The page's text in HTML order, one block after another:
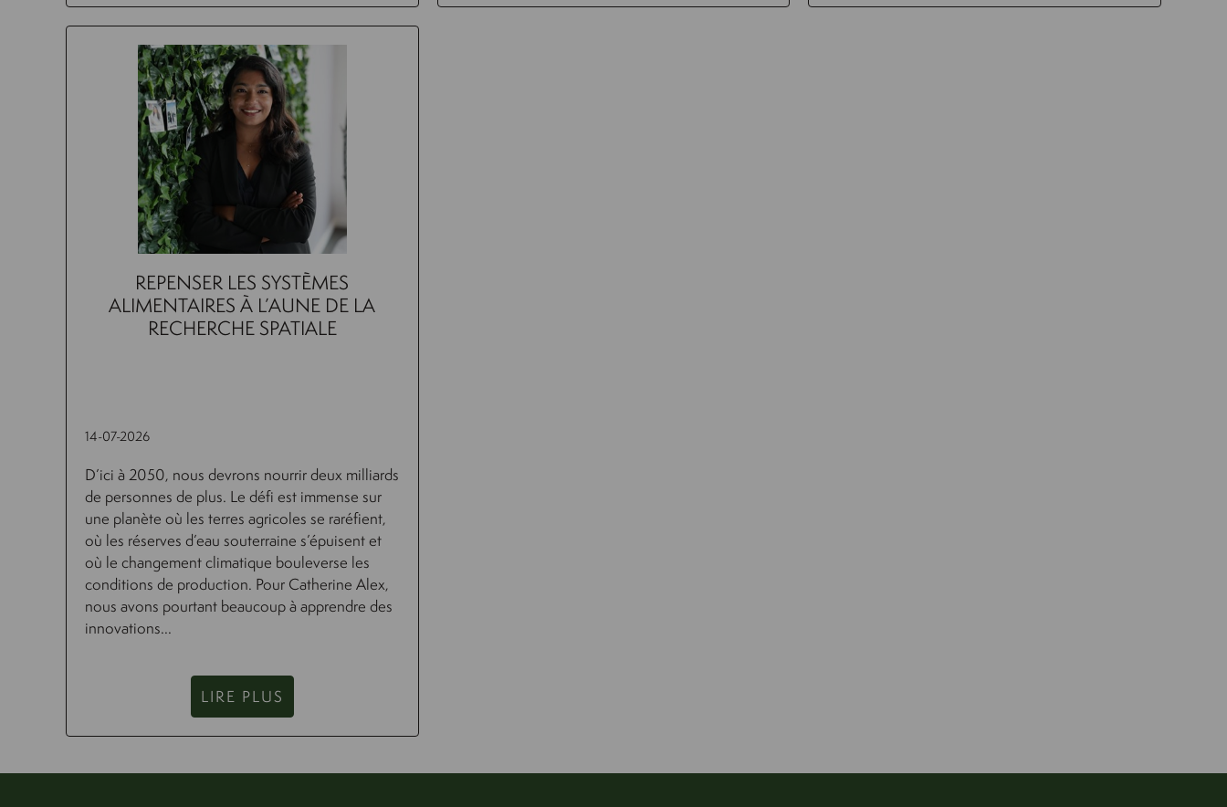
REPENSER LES SYSTÈMES
ALIMENTAIRES À L’AUNE DE LA
RECHERCHE SPATIALE
14-07-2026
D’ici à 2050, nous devrons nourrir deux milliards
de personnes de plus. Le défi est immense sur
une planète où les terres agricoles se raréfient,
où les réserves d’eau souterraine s’épuisent et
où le changement climatique bouleverse les
conditions de production. Pour Catherine Alex,
nous avons pourtant beaucoup à apprendre des
innovations...
LIRE PLUS